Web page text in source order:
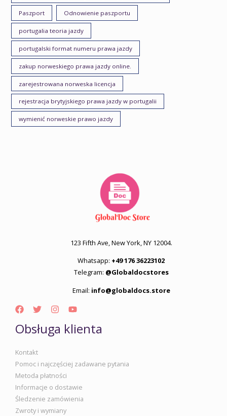
Paszport Odnowienie paszportu
portugalia teoria jazdy
portugalski format numeru prawa jazdy
zakup norweskiego prawa jazdy online.
zarejestrowana norweska licencja
rejestracja brytyjskiego prawa jazdy w portugalii
wymienić norweskie prawo jazdy
123 Fifth Ave, New York, NY 12004.
Whatsapp: +49 176 36223102
Telegram: @Globaldocstores
Email: info@globaldocs.store
Obsługa klienta
Kontakt
Pomoc i najczęściej zadawane pytania
Metoda płatności
Informacje o dostawie
Śledzenie zamówienia
Zwroty i wymiany